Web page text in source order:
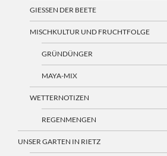
GIESSEN DER BEETE
MISCHKULTUR UND FRUCHTFOLGE
GRÜNDÜNGER
MAYA-MIX
WETTERNOTIZEN
REGENMENGEN
UNSER GARTEN IN RIETZ